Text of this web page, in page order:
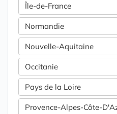
Île-de-France
Normandie
Nouvelle-Aquitaine
Occitanie
Pays de la Loire
Provence-Alpes-Côte-